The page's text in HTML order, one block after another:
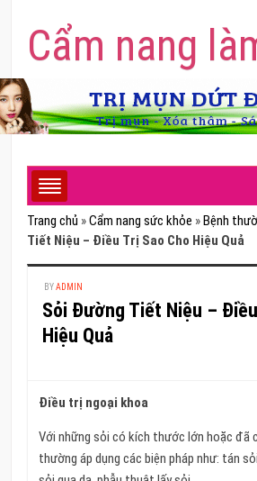
Cẩm nang
Trang chủ »Cẩm nang sức khỏe » Bệnh
Tiết Niệu – Điều Trị Sao Cho Hiệu Quả
BYADMIN
Sỏi Đường Tiết Niệu –
Hiệu Quả
Điều trị ngoại khoa
Với những sỏi có kích thước lớn hoặc đã
thường áp dụng các biện pháp như: tán